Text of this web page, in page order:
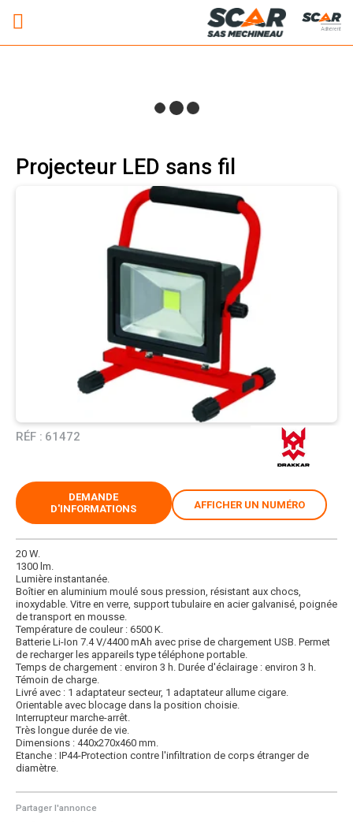
Adhérent
Projecteur LED sans fil
RÉF : 61472
Partager l'annonce
20 W.
1300 lm.
Lumière instantanée.
Boîtier en aluminium moulé sous pression, résistant aux chocs,
inoxydable. Vitre en verre, support tubulaire en acier galvanisé, poignée
de transport en mousse.
Température de couleur : 6500 K.
Batterie Li-Ion 7.4 V/4400 mAh avec prise de chargement USB. Permet
de recharger les appareils type téléphone portable.
Temps de chargement : environ 3 h. Durée d'éclairage : environ 3 h.
Témoin de charge.
Livré avec : 1 adaptateur secteur, 1 adaptateur allume cigare.
Orientable avec blocage dans la position choisie.
Interrupteur marche-arrêt.
Très longue durée de vie.
Dimensions : 440x270x460 mm.
Etanche : IP44-Protection contre l'infiltration de corps étranger de
diamètre.
DEMANDE
D'INFORMATIONS
AFFICHER UN NUMÉRO